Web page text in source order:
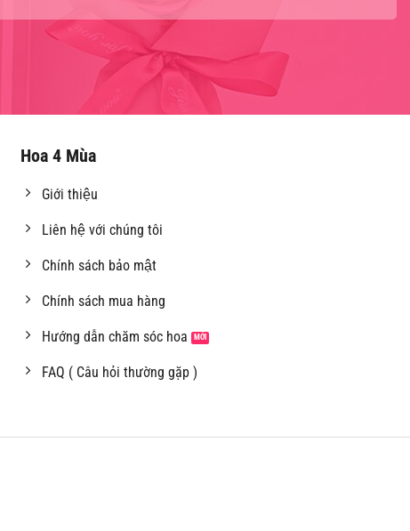
Hoa 4 Mùa
Giới thiệu
Liên hệ với chúng tôi
Chính sách bảo mật
Chính sách mua hàng
Hướng dẫn chăm sóc hoa
FAQ ( Câu hỏi thường gặp )